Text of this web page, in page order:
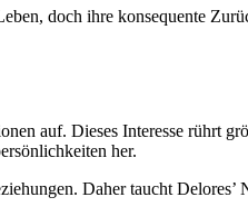
doch ihre konsequente
auf. Dieses Interesse rührt
her.
Daher taucht